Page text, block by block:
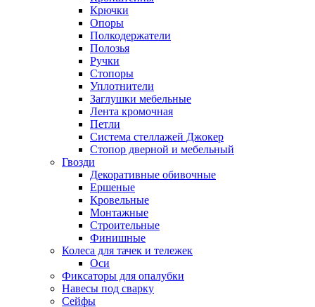
Крючки
Опоры
Полкодержатели
Полозья
Ручки
Стопоры
Уплотнители
Заглушки мебельные
Лента кромочная
Петли
Система стеллажей Джокер
Стопор дверной и мебельный
Гвозди
Декоративные обивочные
Ершеные
Кровельные
Монтажные
Строительные
Финишные
Колеса для тачек и тележек
Оси
Фиксаторы для опалубки
Навесы под сварку
Сейфы